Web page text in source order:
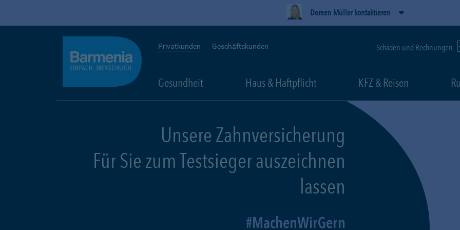
Doreen Müller kontaktieren
Privatkunden Geschäftskunden Schäden und Rechnungen
Gesundheit Haus & Haftpflicht KFZ & Reisen
Unsere Zahnversicherung
Für Sie zum Testsieger auszeichnen
lassen
MachenWirGern